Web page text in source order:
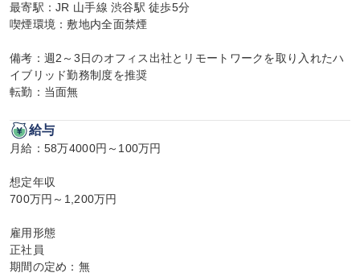
最寄駅：JR 山手線 渋谷駅 徒歩5分
喫煙環境：敷地内全面禁煙
備考：週2～3日のオフィス出社とリモートワークを取り入れたハ
イブリッド勤務制度を推奨
転勤：当面無
給与
月給：58万4000円～100万円
想定年収
700万円～1,200万円
雇用形態
正社員
期間の定め：無